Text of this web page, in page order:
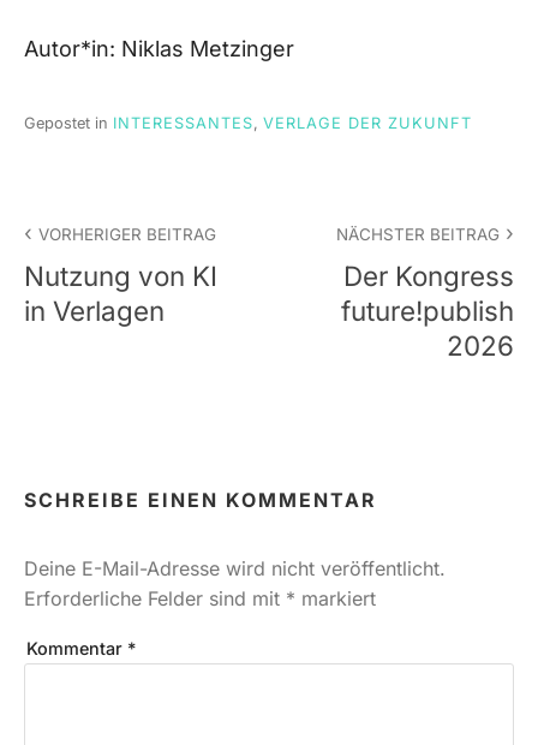
Autor*in: Niklas Metzinger
Gepostet in INTERESSANTES, VERLAGE DER ZUKUNFT
Navigation
VORHERIGER BEITRAG
Nutzung von KI
in Verlagen
NÄCHSTER BEITRAG
Der Kongress
future!publish
2026
SCHREIBE EINEN KOMMENTAR
Deine E-Mail-Adresse wird nicht veröffentlicht.
Erforderliche Felder sind mit * markiert
Kommentar *